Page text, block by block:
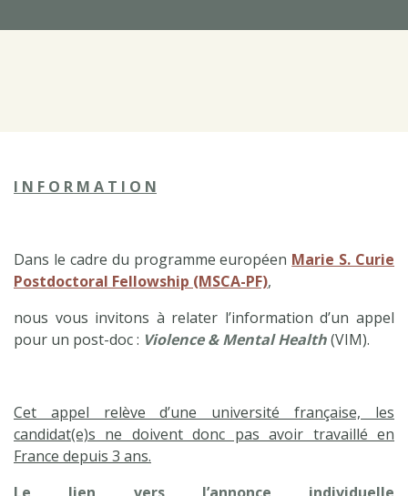
I N F O R M A T I O N
Dans le cadre du programme européen Marie S. Curie
Postdoctoral Fellowship (MSCA-PF),
nous vous invitons à relater l’information d’un appel
pour un post-doc : Violence & Mental Health(VIM).
Cet appel relève d’une université française, les
candidat(e)s ne doivent donc pas avoir travaillé en
France depuis 3 ans.